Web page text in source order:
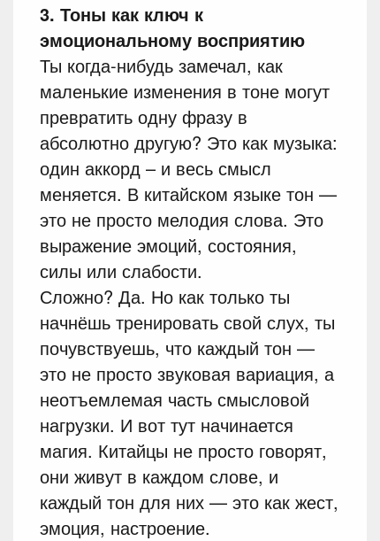
3. Тоны как ключ к
эмоциональному восприятию
Ты когда-нибудь замечал, как
маленькие изменения в тоне могут
превратить одну фразу в
абсолютно другую? Это как музыка:
один аккорд – и весь смысл
меняется. В китайском языке тон —
это не просто мелодия слова. Это
выражение эмоций, состояния,
силы или слабости.
Сложно? Да. Но как только ты
начнёшь тренировать свой слух, ты
почувствуешь, что каждый тон —
это не просто звуковая вариация, а
неотъемлемая часть смысловой
нагрузки. И вот тут начинается
магия. Китайцы не просто говорят,
они живут в каждом слове, и
каждый тон для них — это как жест,
эмоция, настроение.